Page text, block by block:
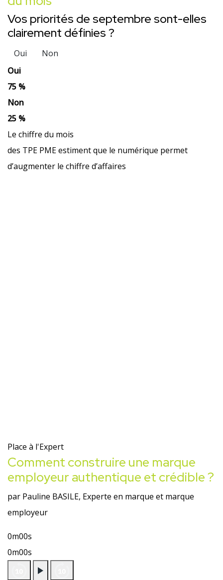
Vos priorités de septembre sont-elles
clairement définies ?
Oui
Non
Oui
75 %
Non
25 %
Le chiffre du mois
des TPE PME estiment que le numérique permet
d’augmenter le chiffre d’affaires
Place à l'Expert
Comment construire une marque
employeur authentique et crédible ?
par Pauline BASILE, Experte en marque et marque
employeur
0m00s
0m00s